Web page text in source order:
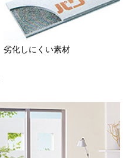
劣化しにくい素材